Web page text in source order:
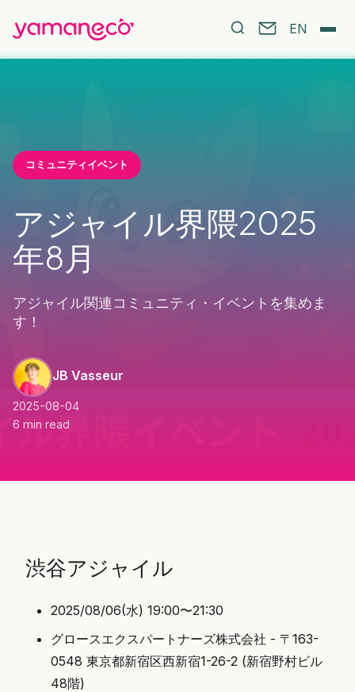
EN
コミュニティイベント
アジャイル界隈2025
年8月
アジャイル関連コミュニティ・イベントを集めま
す！
JB Vasseur
2025-08-04
6 min read
渋谷アジャイル
2025/08/06(水) 19:00〜21:30
グロースエクスパートナーズ株式会社 - 〒163-
0548 東京都新宿区西新宿1-26-2 (新宿野村ビル
48階)